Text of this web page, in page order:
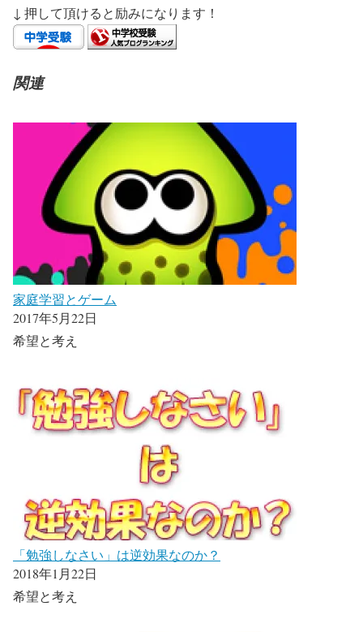
↓ 押して頂けると励みになります！
関連
家庭学習とゲーム
2017年5月22日
希望と考え
「勉強しなさい」は逆効果なのか？
2018年1月22日
希望と考え